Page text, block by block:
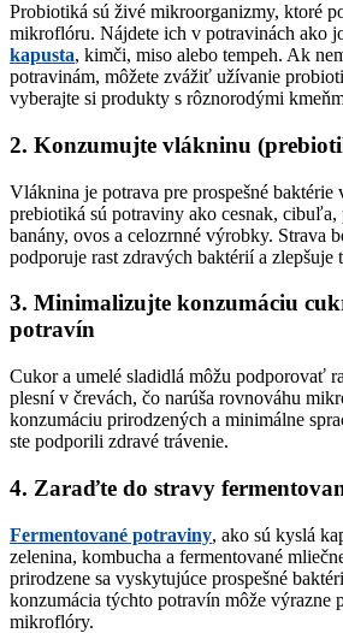
Probiotiká sú živé mikroorganizmy, ktoré
mikroflóru. Nájdete ich v potravinách ako
kapusta, kimči, miso alebo tempeh. Ak
potravinám, môžete zvážiť užívanie
vyberajte si produkty s rôznorodými
2. Konzumujte vlákninu
Vláknina je potrava pre prospešné baktérie
prebiotiká sú potraviny ako cesnak,
banány, ovos a celozrnné výrobky. Strava
podporuje rast zdravých baktérií a zlepšuje
3. Minimalizujte konzumáciu
potravín
Cukor a umelé sladidlá môžu podporovať
plesní v črevách, čo narúša rovnováhu
konzumáciu prirodzených a minimálne
ste podporili zdravé trávenie.
4. Zaraďte do stravy
Fermentované potraviny, ako sú kyslá
zelenina, kombucha a fermentované
prirodzene sa vyskytujúce prospešné
konzumácia týchto potravín môže výrazne
mikroflóry.